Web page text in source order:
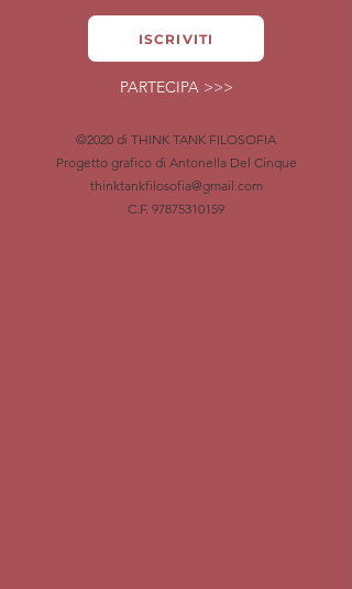
ISCRIVITI
PARTECIPA >>>
©2020 di THINK TANK FILOSOFIA
Progetto grafico di Antonella Del Cinque
thinktankfilosofia@gmail.com
C.F. 97875310159